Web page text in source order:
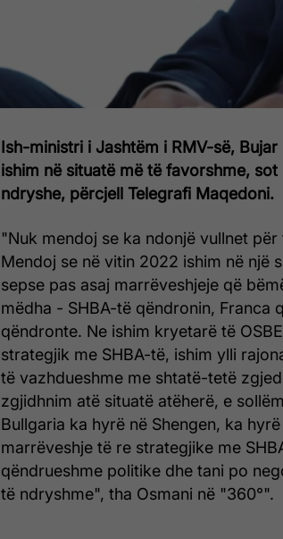
Ish-ministri i Jashtëm i RMV-së,
ishim në situatë më të favorshme,
ndryshe, përcjell Telegrafi Maqedoni.
"Nuk mendoj se ka ndonjë vullnet
Mendoj se në vitin 2022 ishim në një
sepse pas asaj marrëveshjeje që
mëdha - SHBA-të qëndronin, Franca
qëndronte. Ne ishim kryetarë të
strategjik me SHBA-të, ishim ylli
të vazhdueshme me shtatë-tetë
zgjidhnim atë situatë atëherë, e
Bullgaria ka hyrë në Shengen, ka
marrëveshje të re strategjike me
qëndrueshme politike dhe tani po
të ndryshme", tha Osmani në "360°".